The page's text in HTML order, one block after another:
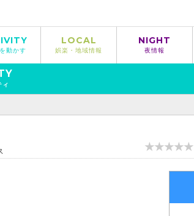
動かす
LOCAL
娯楽・地域情報
NIGHT
夜情報
ィ
★★★★★